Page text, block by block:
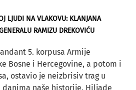
LJUDI NA VLAKOVU: KLANJANA
RAMIZU DREKOVIĆU
5. korpusa Armije
Bosne i Hercegovine, a potom i
ostavio je neizbrisiv trag u
danima naše historije. Hiljade